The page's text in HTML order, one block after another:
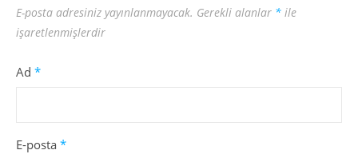
E-posta adresiniz yayınlanmayacak. Gerekli alanlar * ile
işaretlenmişlerdir
Ad *
E-posta *